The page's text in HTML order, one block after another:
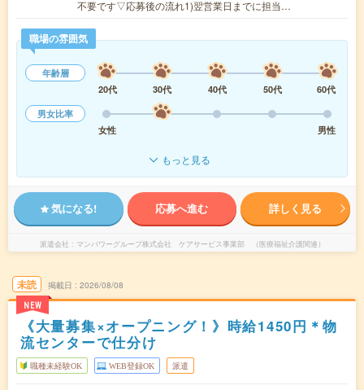
不要です▽応募後の流れ1)翌営業日までに担当…
職場の雰囲気
年齢層
20代
30代 40代 50代
60代
男女比率
女性
男性
もっと見る
気になる! 応募へ進む 詳しく見る
派遣会社 マンパワーグループ株式会社 ケアサービス事業部 （医療福祉介護関連）
未読
NEW
掲載日 2026/08/08
《大量募集×オープニング！》時給1450円＊物
流センターで仕分け
職種未経験OK WEB登録OK 派遣